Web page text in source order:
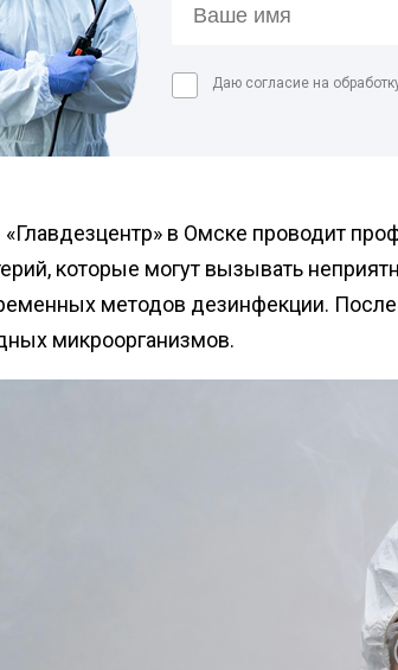
Даю согласие на
в Омске проводит
которые могут вызывать
методов дезинфекции.
микроорганизмов.